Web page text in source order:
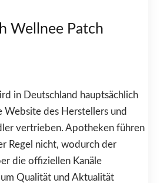
Wellnee Patch
in Deutschland hauptsächlich
Website des Herstellers und
vertrieben. Apotheken führen
Regel nicht, wodurch der
die offiziellen Kanäle
Qualität und Aktualität